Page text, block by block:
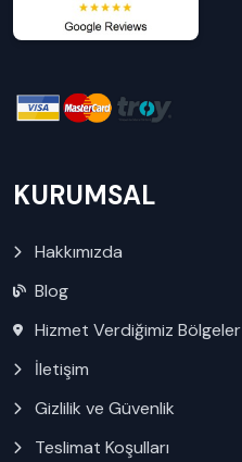
KURUMSAL
Hakkımızda
Blog
Hizmet Verdiğimiz Bölgeler
İletişim
Gizlilik ve Güvenlik
Teslimat Koşulları